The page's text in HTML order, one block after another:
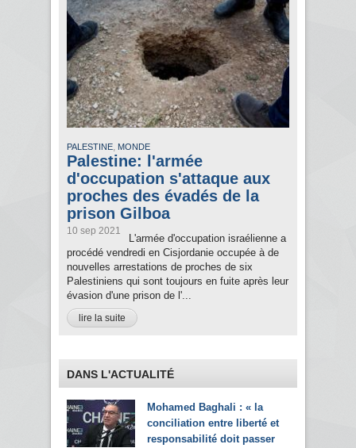
PALESTINE, MONDE
Palestine: l'armée
d'occupation s'attaque aux
proches des évadés de la
prison Gilboa
10 sep 2021
L'armée d'occupation israélienne a
procédé vendredi en Cisjordanie occupée à de
nouvelles arrestations de proches de six
Palestiniens qui sont toujours en fuite après leur
évasion d'une prison de l'...
lire la suite
DANS L'ACTUALITÉ
Mohamed Baghali : « la
conciliation entre liberté et
responsabilité doit passer